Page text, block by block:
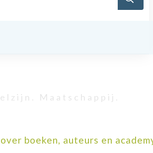
Maatschappij.
boeken, auteurs en